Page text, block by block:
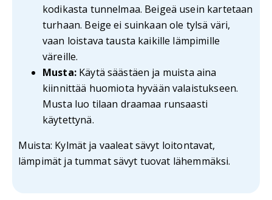
kodikasta tunnelmaa. Beigeä usein kartetaan
turhaan. Beige ei suinkaan ole tylsä väri,
vaan loistava tausta kaikille lämpimille
väreille.
Musta:Käytä säästäen ja muista aina
kiinnittää huomiota hyvään valaistukseen.
Musta luo tilaan draamaa runsaasti
käytettynä.
Muista: Kylmät ja vaaleat sävyt loitontavat,
lämpimät ja tummat sävyt tuovat lähemmäksi.